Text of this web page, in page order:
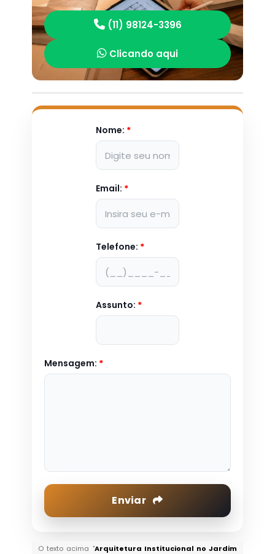
(11) 98124-3396
Clicando aqui
Nome: *
Email: *
Telefone: *
Assunto: *
Mensagem: *
Enviar
O texto acima "Arquitetura Institucional no Jardim